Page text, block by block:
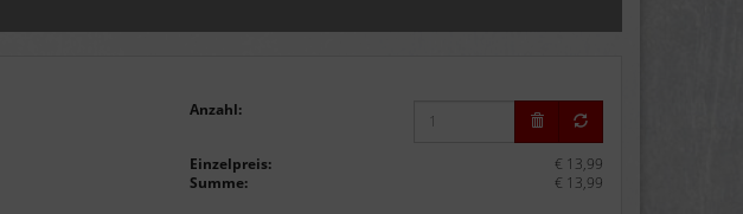
Anzahl:
Einzelpreis:
€ 13,99
Summe:
€ 13,99